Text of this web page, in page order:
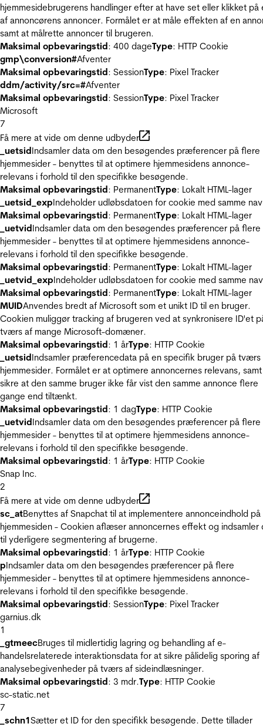
hjemmesidebrugerens handlinger efter at have set eller klikket på
af annoncørens annoncer. Formålet er at måle effekten af en
samt at målrette annoncer til brugeren.
Maksimal opbevaringstid: 400 dageType: HTTP Cookie
gmp\conversion#Afventer
Maksimal opbevaringstid: SessionType: Pixel Tracker
ddm/activity/src=#Afventer
Maksimal opbevaringstid: SessionType: Pixel Tracker
Microsoft
7
Få mere at vide om denne udbyder
_uetsidIndsamler data om den besøgendes præferencer på flere
hjemmesider - benyttes til at optimere hjemmesidens annonce-
relevans i forhold til den specifikke besøgende.
Maksimal opbevaringstid: PermanentType: Lokalt HTML-lager
_uetsid_expIndeholder udløbsdatoen for cookie med samme
Maksimal opbevaringstid: PermanentType: Lokalt HTML-lager
_uetvidIndsamler data om den besøgendes præferencer på flere
hjemmesider - benyttes til at optimere hjemmesidens annonce-
relevans i forhold til den specifikke besøgende.
Maksimal opbevaringstid: PermanentType: Lokalt HTML-lager
_uetvid_expIndeholder udløbsdatoen for cookie med samme
Maksimal opbevaringstid: PermanentType: Lokalt HTML-lager
MUIDAnvendes bredt af Microsoft som et unikt ID til en bruger.
Cookien muliggør tracking af brugeren ved at synkronisere ID'et
tværs af mange Microsoft-domæner.
Maksimal opbevaringstid: 1 årType: HTTP Cookie
_uetsidIndsamler præferencedata på en specifik bruger på tværs
hjemmesider. Formålet er at optimere annoncernes relevans, samt
sikre at den samme bruger ikke får vist den samme annonce flere
gange end tiltænkt.
Maksimal opbevaringstid: 1 dagType: HTTP Cookie
_uetvidIndsamler data om den besøgendes præferencer på flere
hjemmesider - benyttes til at optimere hjemmesidens annonce-
relevans i forhold til den specifikke besøgende.
Maksimal opbevaringstid: 1 årType: HTTP Cookie
Snap Inc.
2
Få mere at vide om denne udbyder
sc_atBenyttes af Snapchat til at implementere annonceindhold på
hjemmesiden - Cookien aflæser annoncernes effekt og indsamler
til yderligere segmentering af brugerne.
Maksimal opbevaringstid: 1 årType: HTTP Cookie
pIndsamler data om den besøgendes præferencer på flere
hjemmesider - benyttes til at optimere hjemmesidens annonce-
relevans i forhold til den specifikke besøgende.
Maksimal opbevaringstid: SessionType: Pixel Tracker
garnius.dk
1
_gtmeecBruges til midlertidig lagring og behandling af e-
handelsrelaterede interaktionsdata for at sikre pålidelig sporing af
analysebegivenheder på tværs af sideindlæsninger.
Maksimal opbevaringstid: 3 mdr.Type: HTTP Cookie
sc-static.net
7
_schn1Sætter et ID for den specifikk besøgende. Dette tillader